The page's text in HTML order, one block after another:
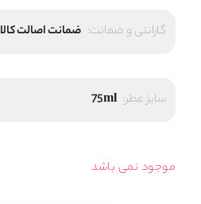
گارانتی و ضمانت: ضمانت اصالت کالا
سایز عطر: 75ml
موجود نمی باشد